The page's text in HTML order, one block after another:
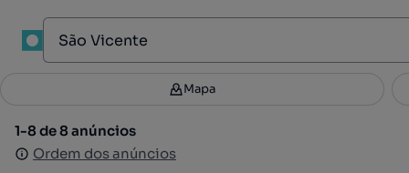
Filtros 3
1-8 de 8 anúncios
Ordem dos anúncios
Mapa
1-8 de 8 anúncios
Ordem dos anúncios